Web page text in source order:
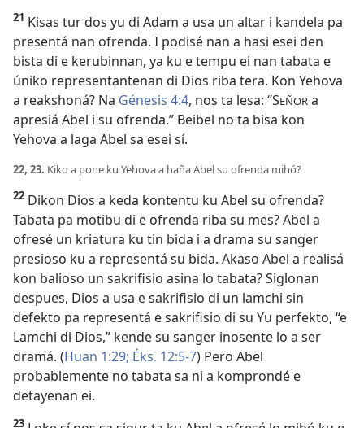
21 Kisas tur dos yu di Adam a usa un altar i kandela pa
presentá nan ofrenda. I podisé nan a hasi esei den
bista di e kerubinnan, ya ku e tempu ei nan tabata e
úniko representantenan di Dios riba tera. Kon Yehova
a reakshoná? Na Génesis 4:4, nos ta lesa: “SEÑOR a
apresiá Abel i su ofrenda.” Beibel no ta bisa kon
Yehova a laga Abel sa esei sí.
22, 23. Kiko a pone ku Yehova a haña Abel su ofrenda mihó?
22 Dikon Dios a keda kontentu ku Abel su ofrenda?
Tabata pa motibu di e ofrenda riba su mes? Abel a
ofresé un kriatura ku tin bida i a drama su sanger
presioso ku a representá su bida. Akaso Abel a realisá
kon balioso un sakrifisio asina lo tabata? Siglonan
despues, Dios a usa e sakrifisio di un lamchi sin
defekto pa representá e sakrifisio di su Yu perfekto, “e
Lamchi di Dios,” kende su sanger inosente lo a ser
dramá. (Huan 1:29; Éks. 12:5-7) Pero Abel
probablemente no tabata sa ni a komprondé e
detayenan ei.
23